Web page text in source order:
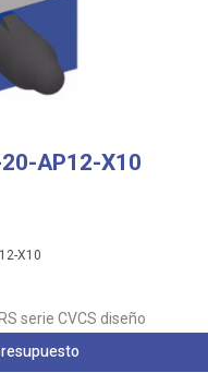
AP12-X10
X10
serie CVCS diseño